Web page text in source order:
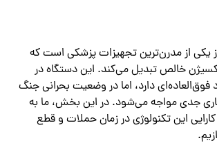
یکی از مدرن‌ترین تجهیزات پزشکی است که
خالص تبدیل می‌کند. این دستگاه در
فوق‌العاده‌ای دارد، اما در وضعیت بحرانی جنگ
جدی مواجه می‌شود. در این بخش، ما به
این تکنولوژی در زمان حملات و قطع